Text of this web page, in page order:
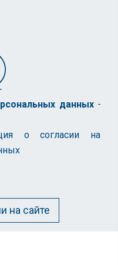
данных -
о согласии на
на сайте